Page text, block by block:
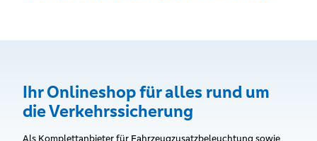
Ihr Onlineshop für alles rund um
die Verkehrssicherung
Als Komplettanbieter für Fahrzeugzusatzbeleuchtung sowie